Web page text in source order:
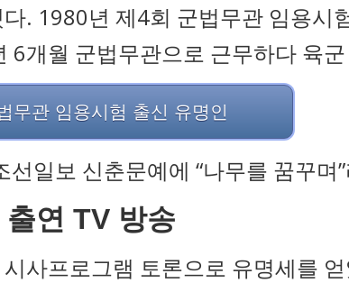
. 1980년 제4회 군법무관 임용시
6개월 군법무관으로 근무하다 육
무관 임용시험 출신 유명인
선일보 신춘문예에 “나무를 꿈꾸며
출연 TV 방송
사프로그램 토론으로 유명세를